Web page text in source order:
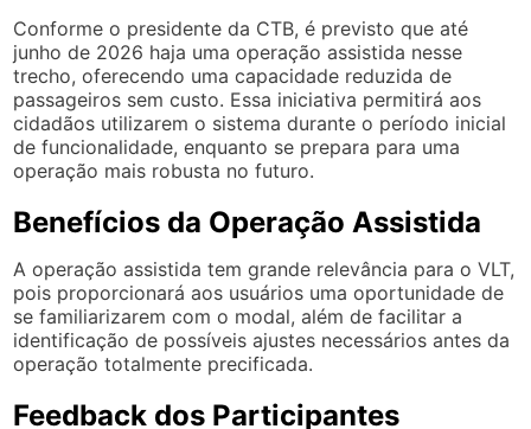
Conforme o presidente da CTB, é previsto que até
junho de 2026 haja uma operação assistida nesse
trecho, oferecendo uma capacidade reduzida de
passageiros sem custo. Essa iniciativa permitirá aos
cidadãos utilizarem o sistema durante o período inicial
de funcionalidade, enquanto se prepara para uma
operação mais robusta no futuro.
Benefícios da Operação Assistida
A operação assistida tem grande relevância para o VLT,
pois proporcionará aos usuários uma oportunidade de
se familiarizarem com o modal, além de facilitar a
identificação de possíveis ajustes necessários antes da
operação totalmente precificada.
Feedback dos Participantes